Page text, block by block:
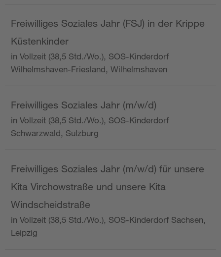
Freiwilliges Soziales Jahr (FSJ) in der Krippe
Küstenkinder
in Vollzeit (38,5 Std./Wo.), SOS-Kinderdorf
Wilhelmshaven-Friesland, Wilhelmshaven
Freiwilliges Soziales Jahr (m/w/d)
in Vollzeit (38,5 Std./Wo.), SOS-Kinderdorf
Schwarzwald, Sulzburg
Freiwilliges Soziales Jahr (m/w/d) für unsere
Kita Virchowstraße und unsere Kita
Windscheidstraße
in Vollzeit (38,5 Std./Wo.), SOS-Kinderdorf Sachsen,
Leipzig